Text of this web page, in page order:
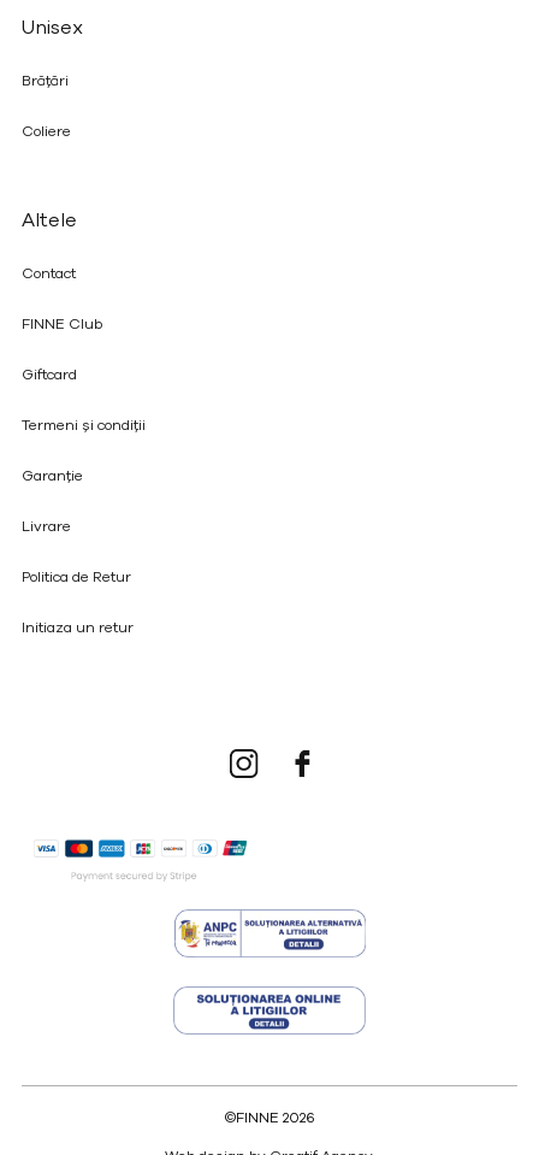
Unisex
Brățări
Coliere
Altele
Contact
FINNE Club
Giftcard
Termeni și condiții
Garanție
Livrare
Politica de Retur
Initiaza un retur
©FINNE 2026